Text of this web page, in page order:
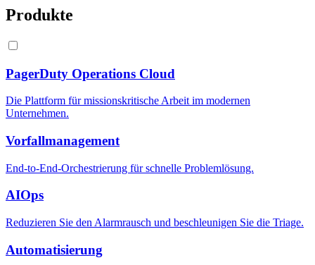
Produkte
PagerDuty Operations Cloud
Die Plattform für missionskritische Arbeit im modernen
Unternehmen.
Vorfallmanagement
End-to-End-Orchestrierung für schnelle Problemlösung.
AIOps
Reduzieren Sie den Alarmrausch und beschleunigen Sie die Triage.
Automatisierung